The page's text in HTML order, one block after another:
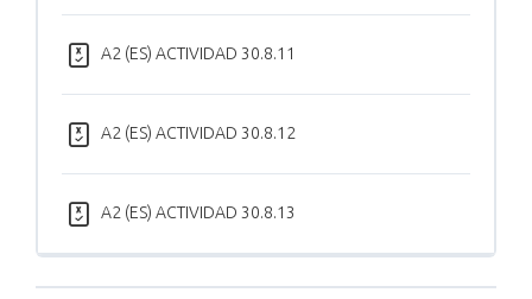
A2 (ES) ACTIVIDAD 30.8.11
A2 (ES) ACTIVIDAD 30.8.12
A2 (ES) ACTIVIDAD 30.8.13